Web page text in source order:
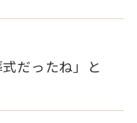
だったね」と